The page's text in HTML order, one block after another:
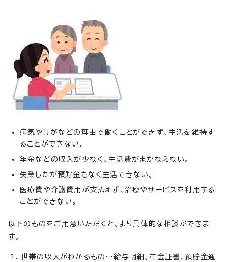
病気やけがなどの理由で働くことができず、生活を維持す
ることができない。
年金などの収入が少なく、生活費がまかなえない。
失業したが預貯金もなく生活できない。
医療費や介護費用が支払えず、治療やサービスを利用する
ことができない。
以下のものをご用意いただくと、より具体的な相談ができま
す。
世帯の収入がわかるもの…給与明細、年金証書、預貯金通